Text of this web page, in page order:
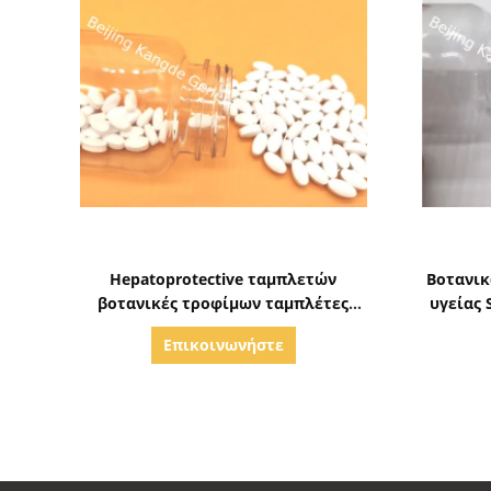
Hepatoprotective ταμπλετών
βοτανικές τροφίμων ταμπλέτες
PT2A υγείας συκωτιού
συμπληρωμάτων αγγειακές
Επικοινωνήστε
υγείας